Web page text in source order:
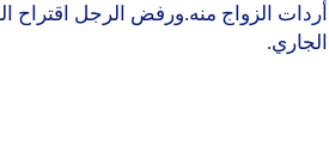
الجاري.